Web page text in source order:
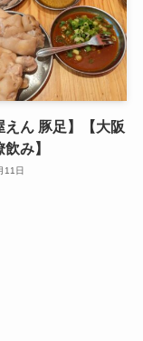
えん 豚足】【大阪
み】
11日